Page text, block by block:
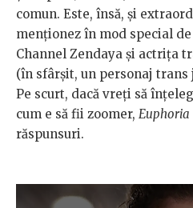
comun. Este, însă, și
menționez în mod special
Channel Zendaya și actrița
(în sfârșit, un personaj trans
Pe scurt, dacă vreți să
cum e să fii zoomer, Euphoria
răspunsuri.